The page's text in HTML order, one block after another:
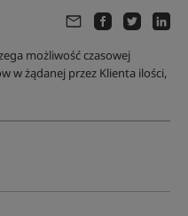
możliwość czasowej
w żądanej przez Klienta ilości,